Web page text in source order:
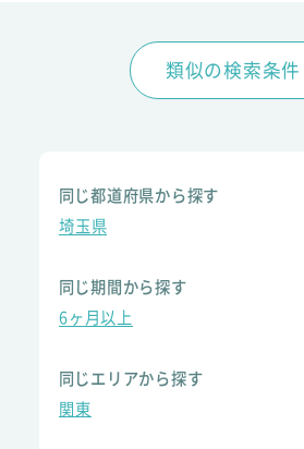
類似の検索条件
同じ都道府県から探す
埼玉県
同じ期間から探す
6ヶ月以上
同じエリアから探す
関東